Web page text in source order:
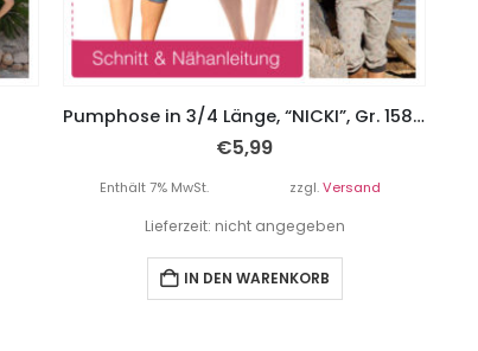
Pumphose in 3/4 Länge, “NICKI”, Gr. 158 – Damengr. 46 – 2 Schnitte
€5,99
Enthält 7% MwSt. zzgl.Versand
Lieferzeit: nicht angegeben
IN DEN WARENKORB